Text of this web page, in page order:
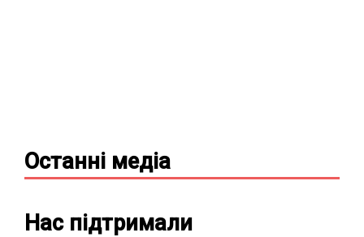
Останні медіа
Нас підтримали